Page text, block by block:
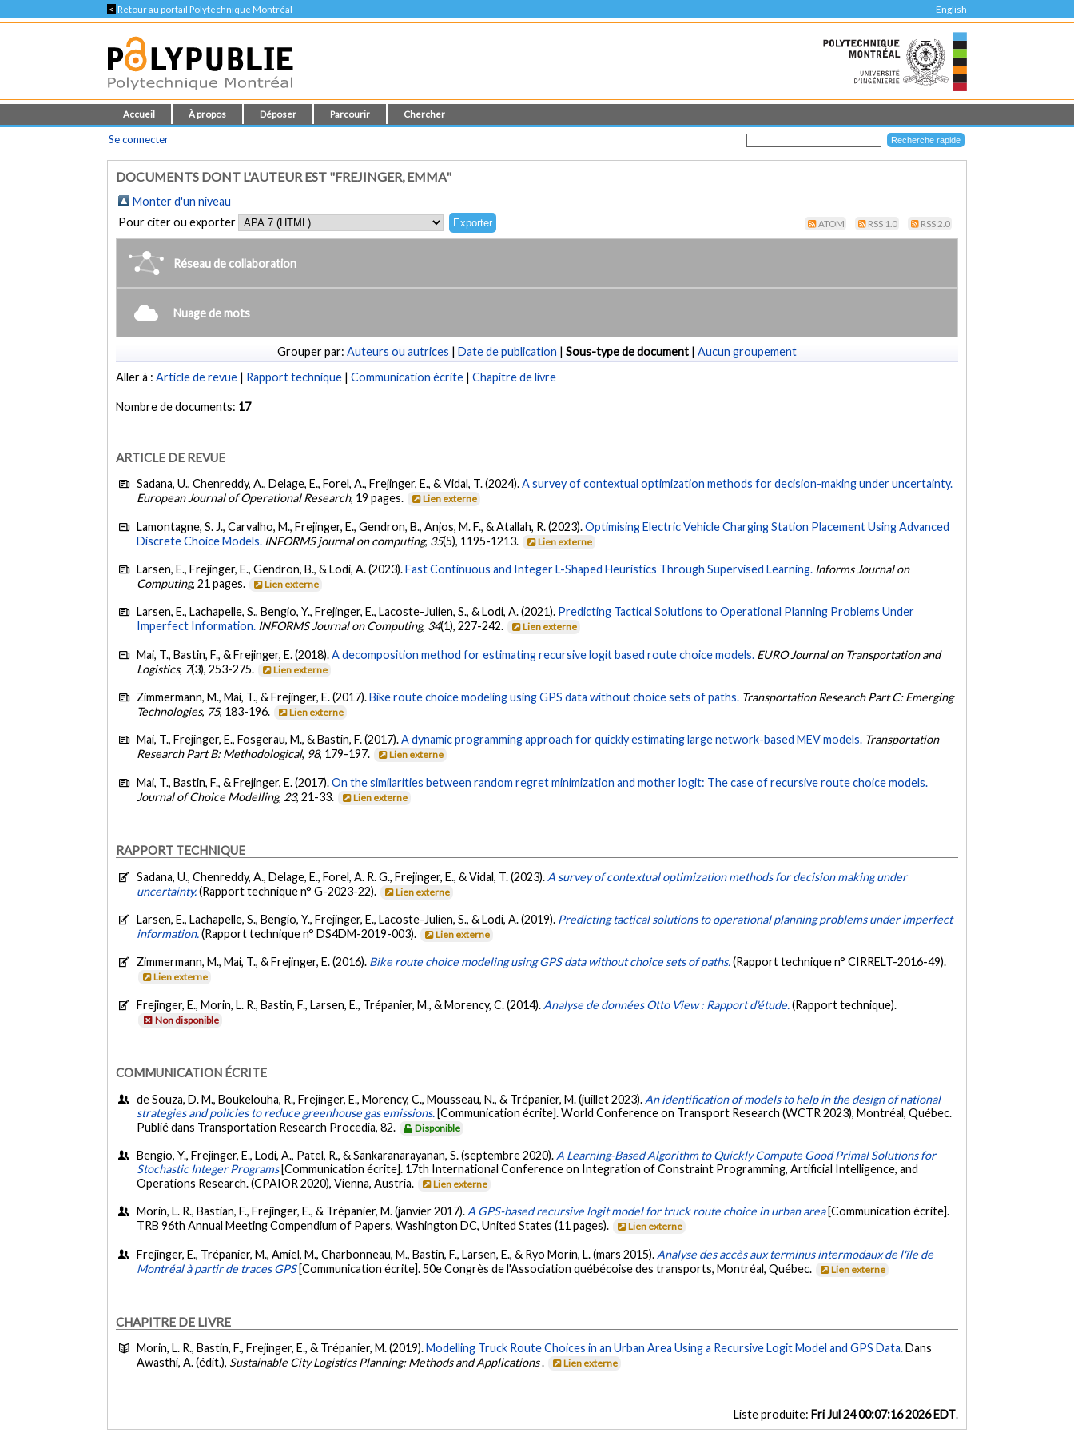
< Retour au portail Polytechnique Montréal English
Accueil À propos Déposer Parcourir Chercher
Se connecter
DOCUMENTS DONT L'AUTEUR EST "FREJINGER, EMMA"
Monter d'un niveau
Pour citer ou exporter
ATOM RSS 1.0 RSS 2.0
Réseau de collaboration
Nuage de mots
Grouper par: Auteurs ou autrices | Date de publication | Sous-type de document | Aucun groupement
Aller à :Article de revue | Rapport technique |Communication écrite |Chapitre de livre
Nombre de documents: 17
ARTICLE DE REVUE
Sadana, U., Chenreddy, A., Delage, E., Forel, A., Frejinger, E., & Vidal, T. (2024).A survey of contextual optimization methods for decision-making under uncertainty.
European Journal of Operational Research, 19 pages. Lien externe
Lamontagne, S. J., Carvalho, M., Frejinger, E., Gendron, B., Anjos, M. F., & Atallah, R. (2023).Optimising Electric Vehicle Charging Station Placement Using Advanced
Discrete Choice Models. INFORMS journal on computing, 35(5), 1195-1213. Lien externe
Larsen, E., Frejinger, E., Gendron, B., & Lodi, A. (2023).Fast Continuous and Integer L-Shaped Heuristics Through Supervised Learning. Informs Journal on
Computing, 21 pages. Lien externe
Larsen, E., Lachapelle, S., Bengio, Y., Frejinger, E., Lacoste-Julien, S., & Lodi, A. (2021). Predicting Tactical Solutions to Operational Planning Problems Under
Imperfect Information. INFORMS Journal on Computing, 34(1), 227-242. Lien externe
Mai, T., Bastin, F., & Frejinger, E. (2018).A decomposition method for estimating recursive logit based route choice models. EURO Journal on Transportation and
Logistics, 7(3), 253-275. Lien externe
Zimmermann, M., Mai, T., & Frejinger, E. (2017).Bike route choice modeling using GPS data without choice sets of paths. Transportation Research Part C: Emerging
Technologies, 75, 183-196. Lien externe
Mai, T., Frejinger, E., Fosgerau, M., & Bastin, F. (2017).A dynamic programming approach for quickly estimating large network-based MEV models. Transportation
Research Part B: Methodological, 98, 179-197. Lien externe
Mai, T., Bastin, F., & Frejinger, E. (2017).On the similarities between random regret minimization and mother logit: The case of recursive route choice models.
Journal of Choice Modelling, 23, 21-33. Lien externe
RAPPORT TECHNIQUE
Sadana, U., Chenreddy, A., Delage, E., Forel, A. R. G., Frejinger, E., & Vidal, T. (2023). A survey of contextual optimization methods for decision making under
uncertainty.(Rapport technique n° G-2023-22). Lien externe
Larsen, E., Lachapelle, S., Bengio, Y., Frejinger, E., Lacoste-Julien, S., & Lodi, A. (2019). Predicting tactical solutions to operational planning problems under imperfect
information.(Rapport technique n° DS4DM-2019-003). Lien externe
Zimmermann, M., Mai, T., & Frejinger, E. (2016). Bike route choice modeling using GPS data without choice sets of paths.(Rapport technique n° CIRRELT-2016-49).
Lien externe
Frejinger, E., Morin, L. R., Bastin, F., Larsen, E., Trépanier, M., & Morency, C. (2014). Analyse de données Otto View : Rapport d'étude.(Rapport technique).
Non disponible
COMMUNICATION ÉCRITE
de Souza, D. M., Boukelouha, R., Frejinger, E., Morency, C., Mousseau, N., & Trépanier, M. (juillet 2023). An identification of models to help in the design of national
strategies and policies to reduce greenhouse gas emissions. [Communication écrite]. World Conference on Transport Research (WCTR 2023), Montréal, Québec.
Publié dans Transportation Research Procedia, 82.
Disponible
Bengio, Y., Frejinger, E., Lodi, A., Patel, R., & Sankaranarayanan, S. (septembre 2020). A Learning-Based Algorithm to Quickly Compute Good Primal Solutions for
Stochastic Integer Programs [Communication écrite]. 17th International Conference on Integration of Constraint Programming, Artificial Intelligence, and
Operations Research. (CPAIOR 2020), Vienna, Austria.
Lien externe
Morin, L. R., Bastian, F., Frejinger, E., & Trépanier, M. (janvier 2017). A GPS-based recursive logit model for truck route choice in urban area [Communication écrite].
TRB 96th Annual Meeting Compendium of Papers, Washington DC, United States (11 pages).
Lien externe
Frejinger, E., Trépanier, M., Amiel, M., Charbonneau, M., Bastin, F., Larsen, E., & Ryo Morin, L. (mars 2015). Analyse des accès aux terminus intermodaux de l'île de
Montréal à partir de traces GPS [Communication écrite]. 50e Congrès de l'Association québécoise des transports, Montréal, Québec. Lien externe
CHAPITRE DE LIVRE
Morin, L. R., Bastin, F., Frejinger, E., & Trépanier, M. (2019). Modelling Truck Route Choices in an Urban Area Using a Recursive Logit Model and GPS Data. Dans
Awasthi, A. (édit.), Sustainable City Logistics Planning: Methods and Applications. Lien externe
Liste produite: Fri Jul 24 00:07:16 2026 EDT.